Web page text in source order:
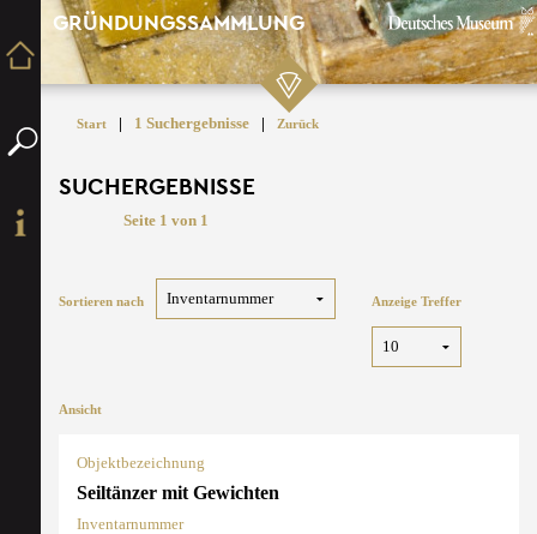
GRÜNDUNGSSAMMLUNG
Start | 1 Suchergebnisse | Zurück
SUCHERGEBNISSE
Seite 1 von 1
Sortieren nach Anzeige Treffer
Ansicht
Objektbezeichnung
Seiltänzer mit Gewichten
Inventarnummer